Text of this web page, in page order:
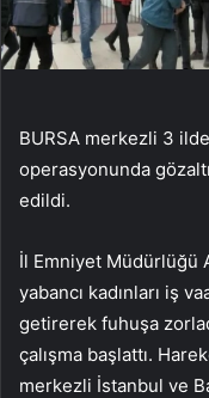
BURSA merkezli 3
operasyonunda
edildi.
İl Emniyet Müdürlüğü
yabancı kadınları iş
getirerek fuhuşa
çalışma başlattı.
merkezli İstanbul ve